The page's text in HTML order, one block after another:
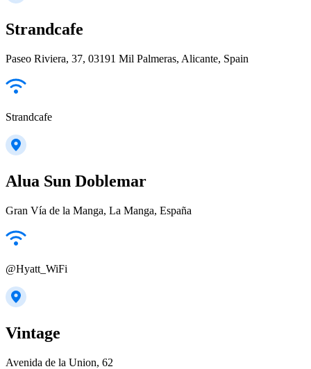
Strandcafe
Paseo Riviera, 37, 03191 Mil Palmeras, Alicante, Spain
Strandcafe
Alua Sun Doblemar
Gran Vía de la Manga, La Manga, España
@Hyatt_WiFi
Vintage
Avenida de la Union, 62